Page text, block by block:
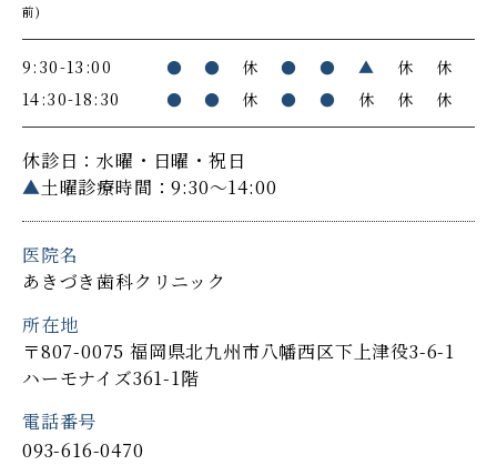
前)
9:30-13:00 ● ● 休 ● ● ▲ 休
休
14:30-18:30
● ● 休 ● ● 休 休 休
休診日：水曜・日曜・祝日
▲土曜診療時間：9:30～14:00
医院名
あきづき歯科クリニック
所在地
〒807-0075 福岡県北九州市八幡西区下上津役3-6-1
ハーモナイズ361-1階
電話番号
093-616-0470